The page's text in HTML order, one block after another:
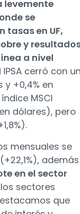
levemente
se
tasas en UF,
y
a nivel
IPSA cerró con
y +0,4% en
MSCI
dólares), pero
mensuales se
además
en el sector
sectores
que